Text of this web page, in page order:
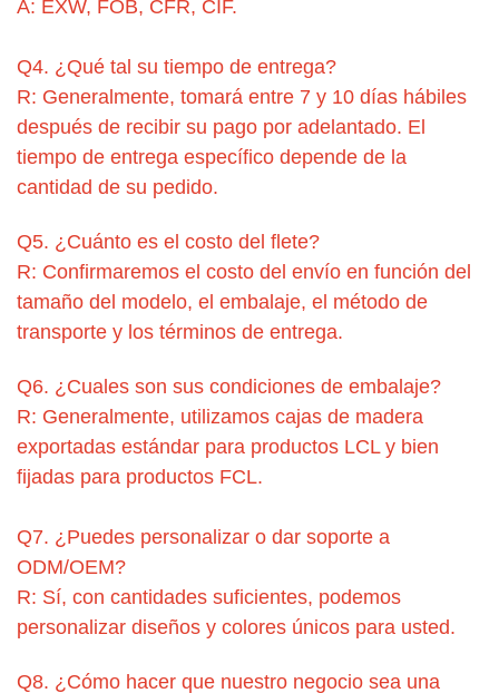
A: EXW, FOB, CFR, CIF.
Q4. ¿Qué tal su tiempo de entrega?
R: Generalmente, tomará entre 7 y 10 días hábiles
después de recibir su pago por adelantado. El
tiempo de entrega específico depende de la
cantidad de su pedido.
Q5. ¿Cuánto es el costo del flete?
R: Confirmaremos el costo del envío en función del
tamaño del modelo, el embalaje, el método de
transporte y los términos de entrega.
Q6. ¿Cuales son sus condiciones de embalaje?
R: Generalmente, utilizamos cajas de madera
exportadas estándar para productos LCL y bien
fijadas para productos FCL.
Q7. ¿Puedes personalizar o dar soporte a
ODM/OEM?
R: Sí, con cantidades suficientes, podemos
personalizar diseños y colores únicos para usted.
Q8. ¿Cómo hacer que nuestro negocio sea una